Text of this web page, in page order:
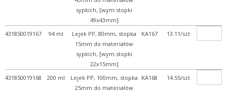
sypkich, [wym.stopki
49x43mm]
431850019167 94 ml
Lejek PP, 80mm, stopka
15mm do materiałów
sypkich, [wym.stopki
22x15mm]
KA167 13.11/szt
431850019168 200 ml
Lejek PP, 100mm, stopka
25mm do materiałów
KA168 14.55/szt